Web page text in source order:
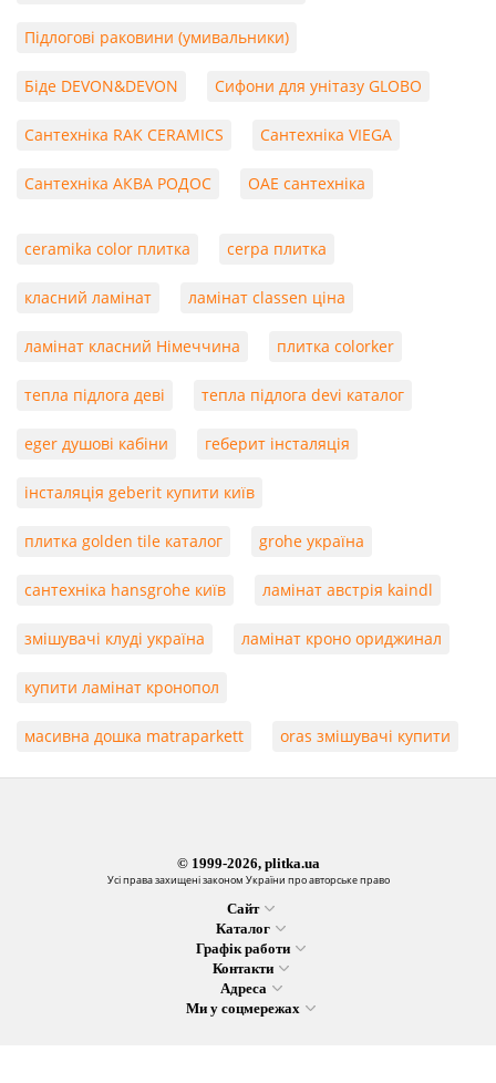
Підлогові раковини (умивальники)
Біде DEVON&DEVON Сифони для унітазу GLOBO
Сантехніка RAK CERAMICS Сантехніка VIEGA
Сантехніка АКВА РОДОС ОАЕ сантехніка
ceramika color плитка cerpa плитка
класний ламінат ламінат classen ціна
ламінат класний Німеччина плитка colorker
тепла підлога деві тепла підлога devi каталог
eger душові кабіни геберит інсталяція
інсталяція geberit купити київ
плитка golden tile каталог grohe україна
сантехніка hansgrohe київ ламінат австрія kaindl
змішувачі клуді україна ламінат кроно ориджинал
купити ламінат кронопол
масивна дошка matraparkett oras змішувачі купити
© 1999-2026, plitka.ua
Усі права захищені законом України про авторське право
Сайт
Каталог
Графік работи
Контакти
Адреса
Ми у соцмережах